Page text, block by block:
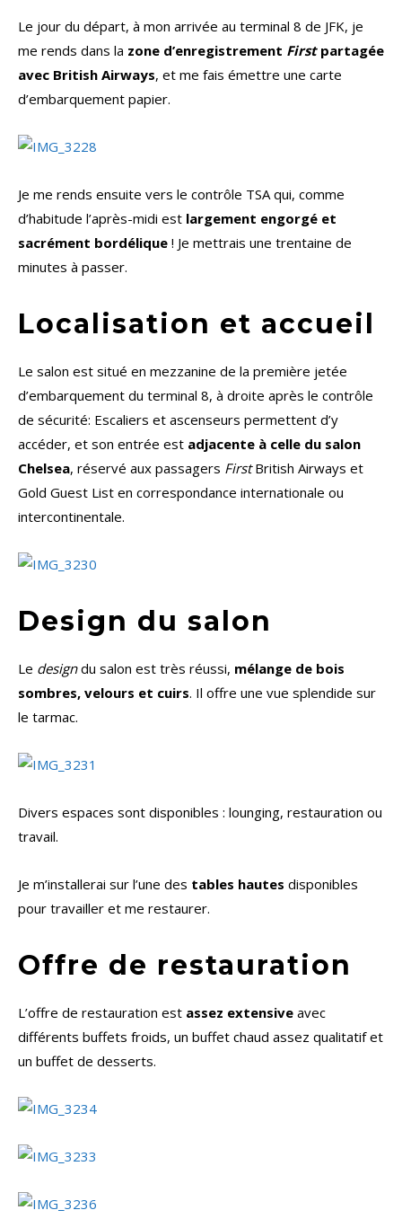
Le jour du départ, à mon arrivée au terminal 8 de JFK, je
me rends dans la zone d’enregistrement Firstpartagée
avec British Airways, et me fais émettre une carte
d’embarquement papier.
Je me rends ensuite vers le contrôle TSA qui, comme
d’habitude l’après-midi est largement engorgé et
sacrément bordélique ! Je mettrais une trentaine de
minutes à passer.
Localisation et accueil
Le salon est situé en mezzanine de la première jetée
d’embarquement du terminal 8, à droite après le contrôle
de sécurité: Escaliers et ascenseurs permettent d’y
accéder, et son entrée est adjacente à celle du salon
Chelsea, réservé aux passagers FirstBritish Airways et
Gold Guest List en correspondance internationale ou
intercontinentale.
Design du salon
Le designdu salon est très réussi, mélange de bois
sombres, velours et cuirs. Il offre une vue splendide sur
le tarmac.
Divers espaces sont disponibles : lounging, restauration ou
travail.
Je m’installerai sur l’une des tables hautes disponibles
pour travailler et me restaurer.
Offre de restauration
L’offre de restauration est assez extensive avec
différents buffets froids, un buffet chaud assez qualitatif et
un buffet de desserts.